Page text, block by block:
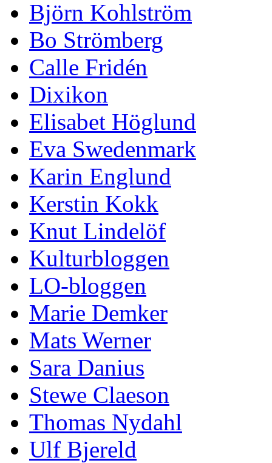
Björn Kohlström
Bo Strömberg
Calle Fridén
Dixikon
Elisabet Höglund
Eva Swedenmark
Karin Englund
Kerstin Kokk
Knut Lindelöf
Kulturbloggen
LO-bloggen
Marie Demker
Mats Werner
Sara Danius
Stewe Claeson
Thomas Nydahl
Ulf Bjereld